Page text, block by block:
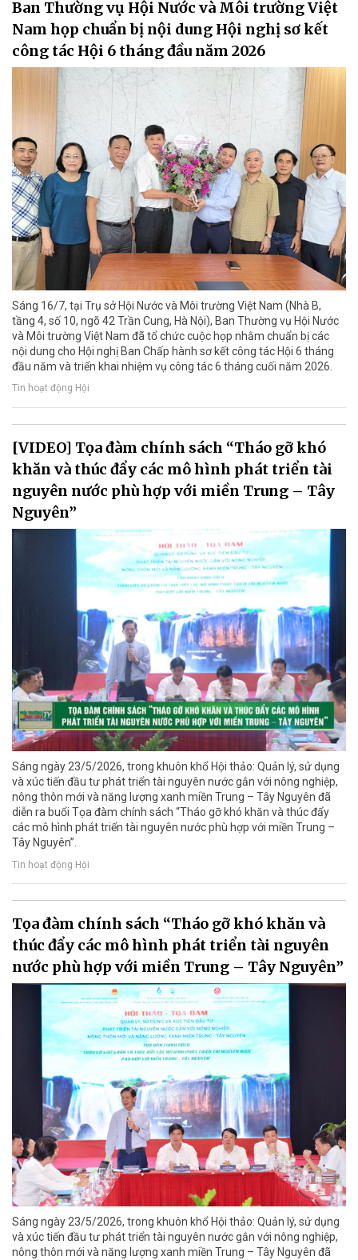
Ban Thường vụ Hội Nước và Môi trường Việt
Nam họp chuẩn bị nội dung Hội nghị sơ kết
công tác Hội 6 tháng đầu năm 2026
Sáng 16/7, tại Trụ sở Hội Nước và Môi trường Việt Nam (Nhà B,
tầng 4, số 10, ngõ 42 Trần Cung, Hà Nội), Ban Thường vụ Hội Nước
và Môi trường Việt Nam đã tổ chức cuộc họp nhằm chuẩn bị các
nội dung cho Hội nghị Ban Chấp hành sơ kết công tác Hội 6 tháng
đầu năm và triển khai nhiệm vụ công tác 6 tháng cuối năm 2026.
Tin hoạt động Hội
[VIDEO] Tọa đàm chính sách “Tháo gỡ khó
khăn và thúc đẩy các mô hình phát triển tài
nguyên nước phù hợp với miền Trung – Tây
Nguyên”
Sáng ngày 23/5/2026, trong khuôn khổ Hội thảo: Quản lý, sử dụng
và xúc tiến đầu tư phát triển tài nguyên nước gắn với nông nghiệp,
nông thôn mới và năng lượng xanh miền Trung – Tây Nguyên đã
diễn ra buổi Tọa đàm chính sách “Tháo gỡ khó khăn và thúc đẩy
các mô hình phát triển tài nguyên nước phù hợp với miền Trung –
Tây Nguyên”.
Tin hoạt động Hội
Tọa đàm chính sách “Tháo gỡ khó khăn và
thúc đẩy các mô hình phát triển tài nguyên
nước phù hợp với miền Trung – Tây Nguyên”
Sáng ngày 23/5/2026, trong khuôn khổ Hội thảo: Quản lý, sử dụng
và xúc tiến đầu tư phát triển tài nguyên nước gắn với nông nghiệp,
nông thôn mới và năng lượng xanh miền Trung – Tây Nguyên đã